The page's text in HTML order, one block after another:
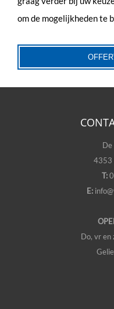
om de mogelijkheden te
De
4353
T:
E:
Do, vr en